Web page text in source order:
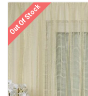
Out Of Stock